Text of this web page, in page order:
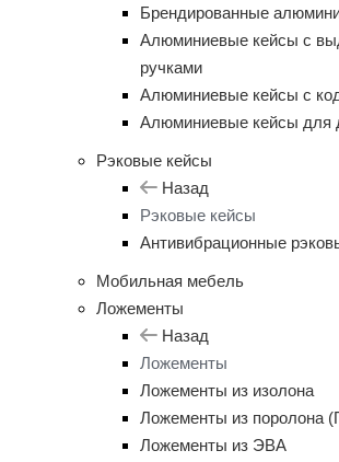
Брендированные
Алюминиевые кейсы с
ручками
Алюминиевые кейсы с
Алюминиевые кейсы для
Рэковые кейсы
Назад
Рэковые кейсы
Антивибрационные
Мобильная мебель
Ложементы
Назад
Ложементы
Ложементы из изолона
Ложементы из поролона
Ложементы из ЭВА